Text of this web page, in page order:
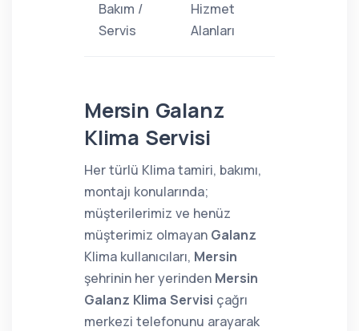
Bakım /
Servis
Hizmet
Alanları
Mersin Galanz
Klima Servisi
Her türlü Klima tamiri, bakımı,
montajı konularında;
müşterilerimiz ve henüz
müşterimiz olmayan Galanz
Klima kullanıcıları, Mersin
şehrinin her yerinden Mersin
Galanz Klima Servisi çağrı
merkezi telefonunu arayarak